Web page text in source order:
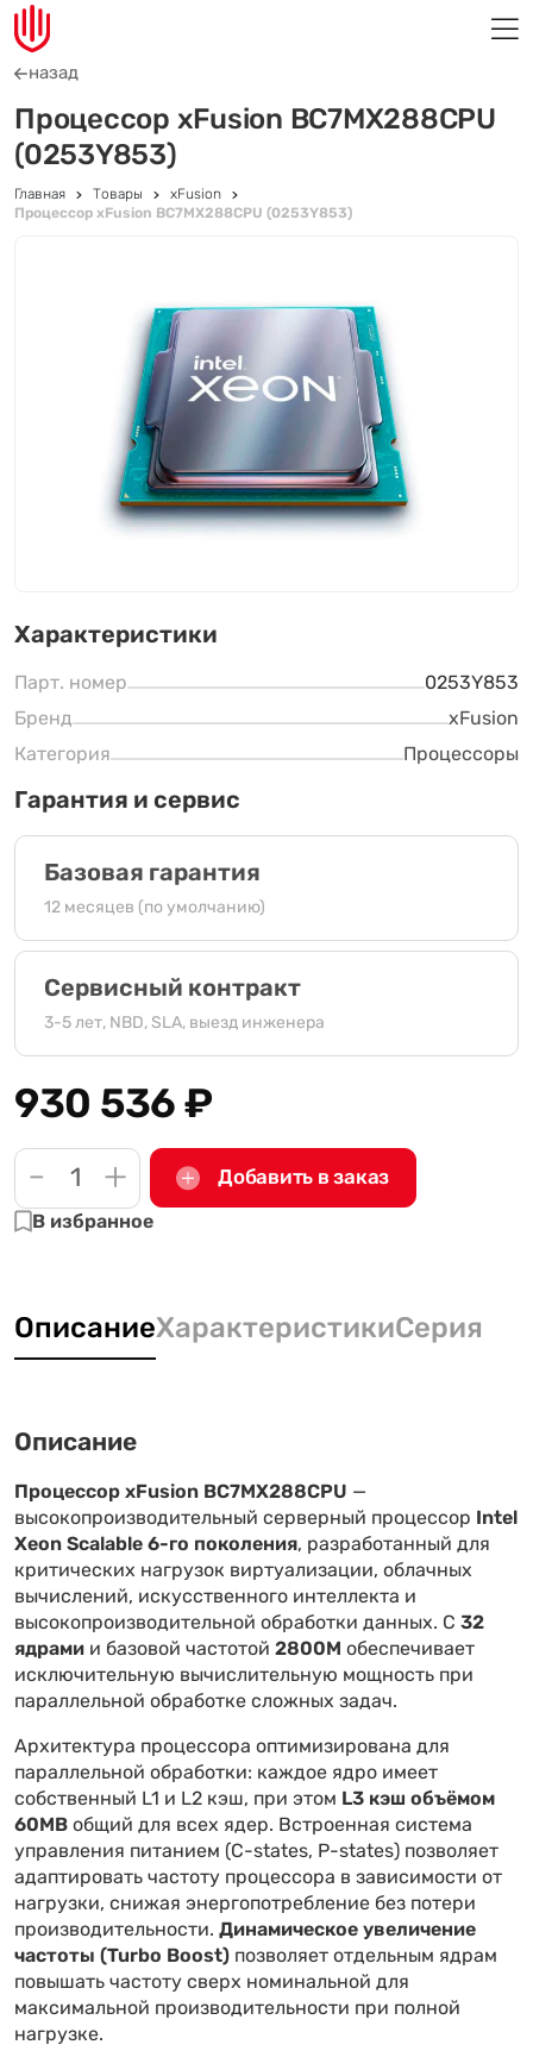
назад
Процессор xFusion BC7MX288CPU
(0253Y853)
Главная Товары
xFusion
Процессор xFusion BC7MX288CPU (0253Y853)
Характеристики
Парт. номер
0253Y853
Бренд
xFusion
Категория
Процессоры
Гарантия и сервис
Базовая гарантия
12 месяцев (по умолчанию)
Сервисный контракт
3-5 лет, NBD, SLA, выезд инженера
930 536₽
- + Добавить в заказ
В избранное
ОписаниеХарактеристикиСерия
Описание
Процессор xFusion BC7MX288CPU —
высокопроизводительный серверный процессор Intel
Xeon Scalable 6-го поколения, разработанный для
критических нагрузок виртуализации, облачных
вычислений, искусственного интеллекта и
высокопроизводительной обработки данных. С 32
ядрами и базовой частотой 2800M обеспечивает
исключительную вычислительную мощность при
параллельной обработке сложных задач.
Архитектура процессора оптимизирована для
параллельной обработки: каждое ядро имеет
собственный L1 и L2 кэш, при этом L3 кэш объёмом
60MBобщий для всех ядер. Встроенная система
управления питанием (C-states, P-states) позволяет
адаптировать частоту процессора в зависимости от
нагрузки, снижая энергопотребление без потери
производительности. Динамическое увеличение
частоты (Turbo Boost) позволяет отдельным ядрам
повышать частоту сверх номинальной для
максимальной производительности при полной
нагрузке.